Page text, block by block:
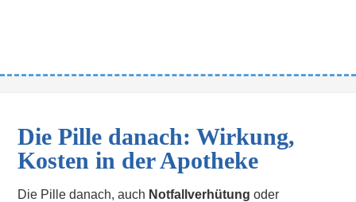
Die Pille danach: Wirkung,
Kosten in der Apotheke
Die Pille danach, auch Notfallverhütung oder